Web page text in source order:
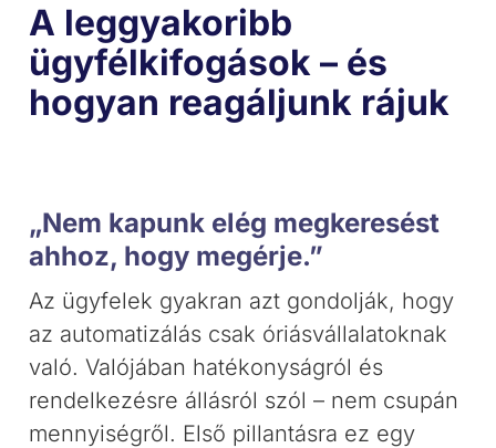
A leggyakoribb
ügyfélkifogások – és
hogyan reagáljunk rájuk
„Nem kapunk elég megkeresést
ahhoz, hogy megérje.”
Az ügyfelek gyakran azt gondolják, hogy
az automatizálás csak óriásvállalatoknak
való. Valójában hatékonyságról és
rendelkezésre állásról szól – nem csupán
mennyiségről. Első pillantásra ez egy